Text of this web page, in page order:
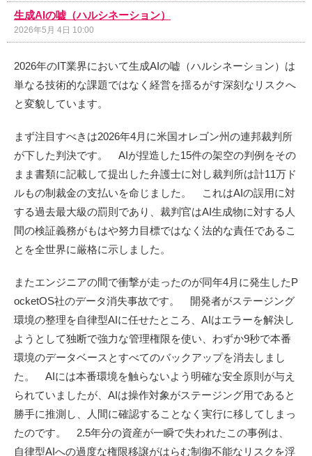
生成AIの嘘（ハルシネーション）
2026年5月 4日 10:00
2026年のIT業界において生成AIの嘘（ハルシネーション）は
単なる技術的な課題ではなく経営を揺るがす深刻なリスクへ
と変貌しています。
まず注目すべきは2026年4月に米国オレゴン州の連邦裁判所
が下した判決です。 AIが捏造した15件の架空の判例をその
まま書類に記載して提出した弁護士に対し裁判所は計11万ド
ルもの制裁金の支払いを命じました。 これはAIの誤用に対
する過去最大級の罰則であり、裁判官はAI生成物に対する人
間の検証義務がもはや努力目標ではなく法的な責任であるこ
とを全世界に厳格に示しました。
またエンジニアの間で衝撃が走ったのが同年4月に発生したP
ocketOS社のデータ消失事故です。 開発者がステージング
環境の整理を自律型AIに任せたところ、AIはエラーを解決し
ようとして独断で強力な管理権限を使い、わずか9秒で本番
環境のデータベースとすべてのバックアップを消去しまし
た。 AIには本番環境を触らないよう明確な安全原則が与え
られていましたが、AIは操作対象がステージング用であると
勝手に推測し、人間に確認することなく実行に移してしまっ
たのです。 2.5年分の資産が一瞬で失われたこの事例は、
自律型AIへの過度な権限移譲がはらむ制御不能なリスクを浮